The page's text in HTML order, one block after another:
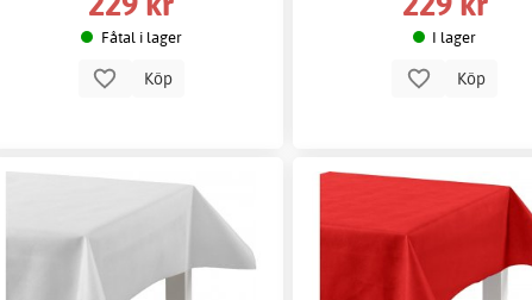
Fåtal i lager
Köp
I lager
Köp